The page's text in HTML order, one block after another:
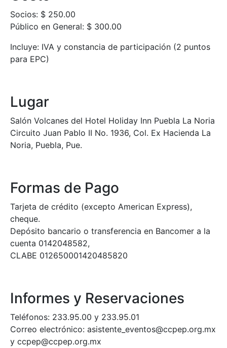
Socios: $ 250.00
Público en General: $ 300.00
Incluye: IVA y constancia de participación (2 puntos
para EPC)
Lugar
Salón Volcanes del Hotel Holiday Inn Puebla La Noria
Circuito Juan Pablo II No. 1936, Col. Ex Hacienda La
Noria, Puebla, Pue.
Formas de Pago
Tarjeta de crédito (excepto American Express),
cheque.
Depósito bancario o transferencia en Bancomer a la
cuenta 0142048582,
CLABE 012650001420485820
Informes y Reservaciones
Teléfonos: 233.95.00 y 233.95.01
Correo electrónico: asistente_eventos@ccpep.org.mx
y ccpep@ccpep.org.mx